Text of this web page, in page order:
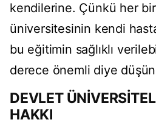
kendilerine. Çünkü her bir
üniversitesinin kendi
bu eğitimin sağlıklı
derece önemli diye
DEVLET
HAKKI